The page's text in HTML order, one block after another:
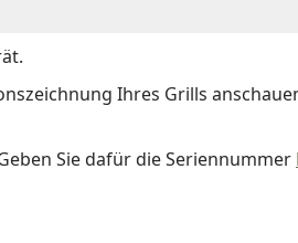
Ihres Grills
Sie dafür die Seriennummer